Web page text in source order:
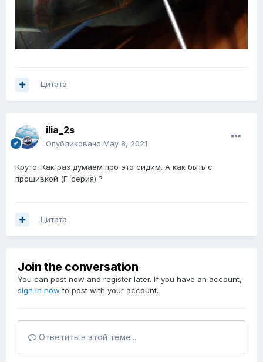
Цитата
ilia_2s
Опубликовано May 8, 2021
Круто! Как раз думаем про это сидим. А как быть с
прошивкой (F-серия) ?
Цитата
Join the conversation
You can post now and register later. If you have an account,
sign in now to post with your account.
Ответить в этой теме...